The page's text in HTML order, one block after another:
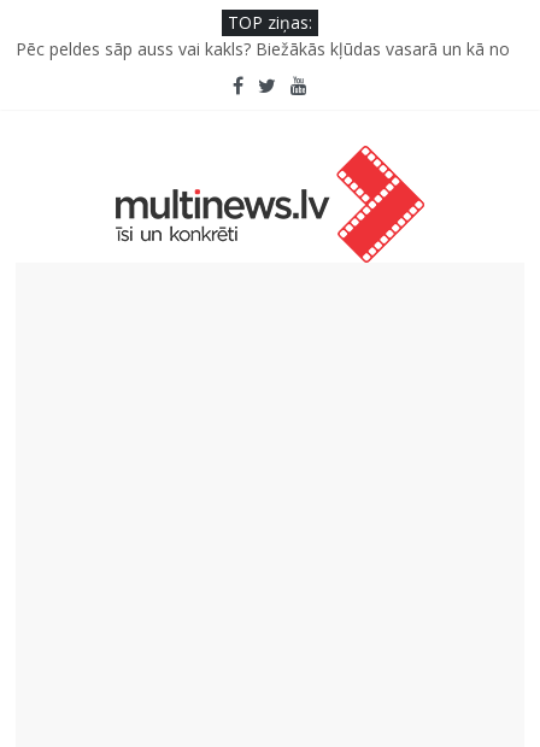
TOP ziņas:
Pēc peldes sāp auss vai kakls? Biežākās kļūdas vasarā un kā no
Kā neuzkāpt uz tiem pašiem grābekļiem: 5 iespējamās kļūdas
Šefpavārs iesaka, kā gudri un izdevīgi izmantot kabačus no
5 svarīgi soļi, lai bērns skolā atgrieztos vesels un gatavs